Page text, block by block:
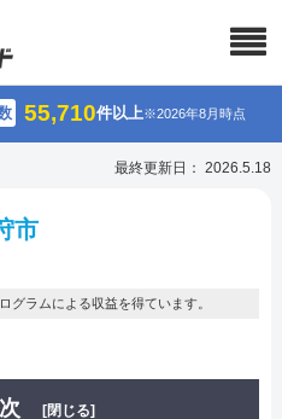
55,710件以上※2026年8月時点
最終更新日： 2026.5.18
市
ラムによる収益を得ています。
次 [閉じる]